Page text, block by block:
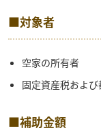
■対象者
空家の所有者
固定資産税およ
■補助金額